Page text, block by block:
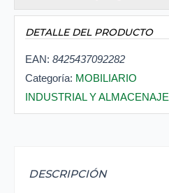
DETALLE DEL PRODUCTO
EAN: 8425437092282
Categoría: MOBILIARIO
INDUSTRIAL Y ALMACENAJE
DESCRIPCIÓN